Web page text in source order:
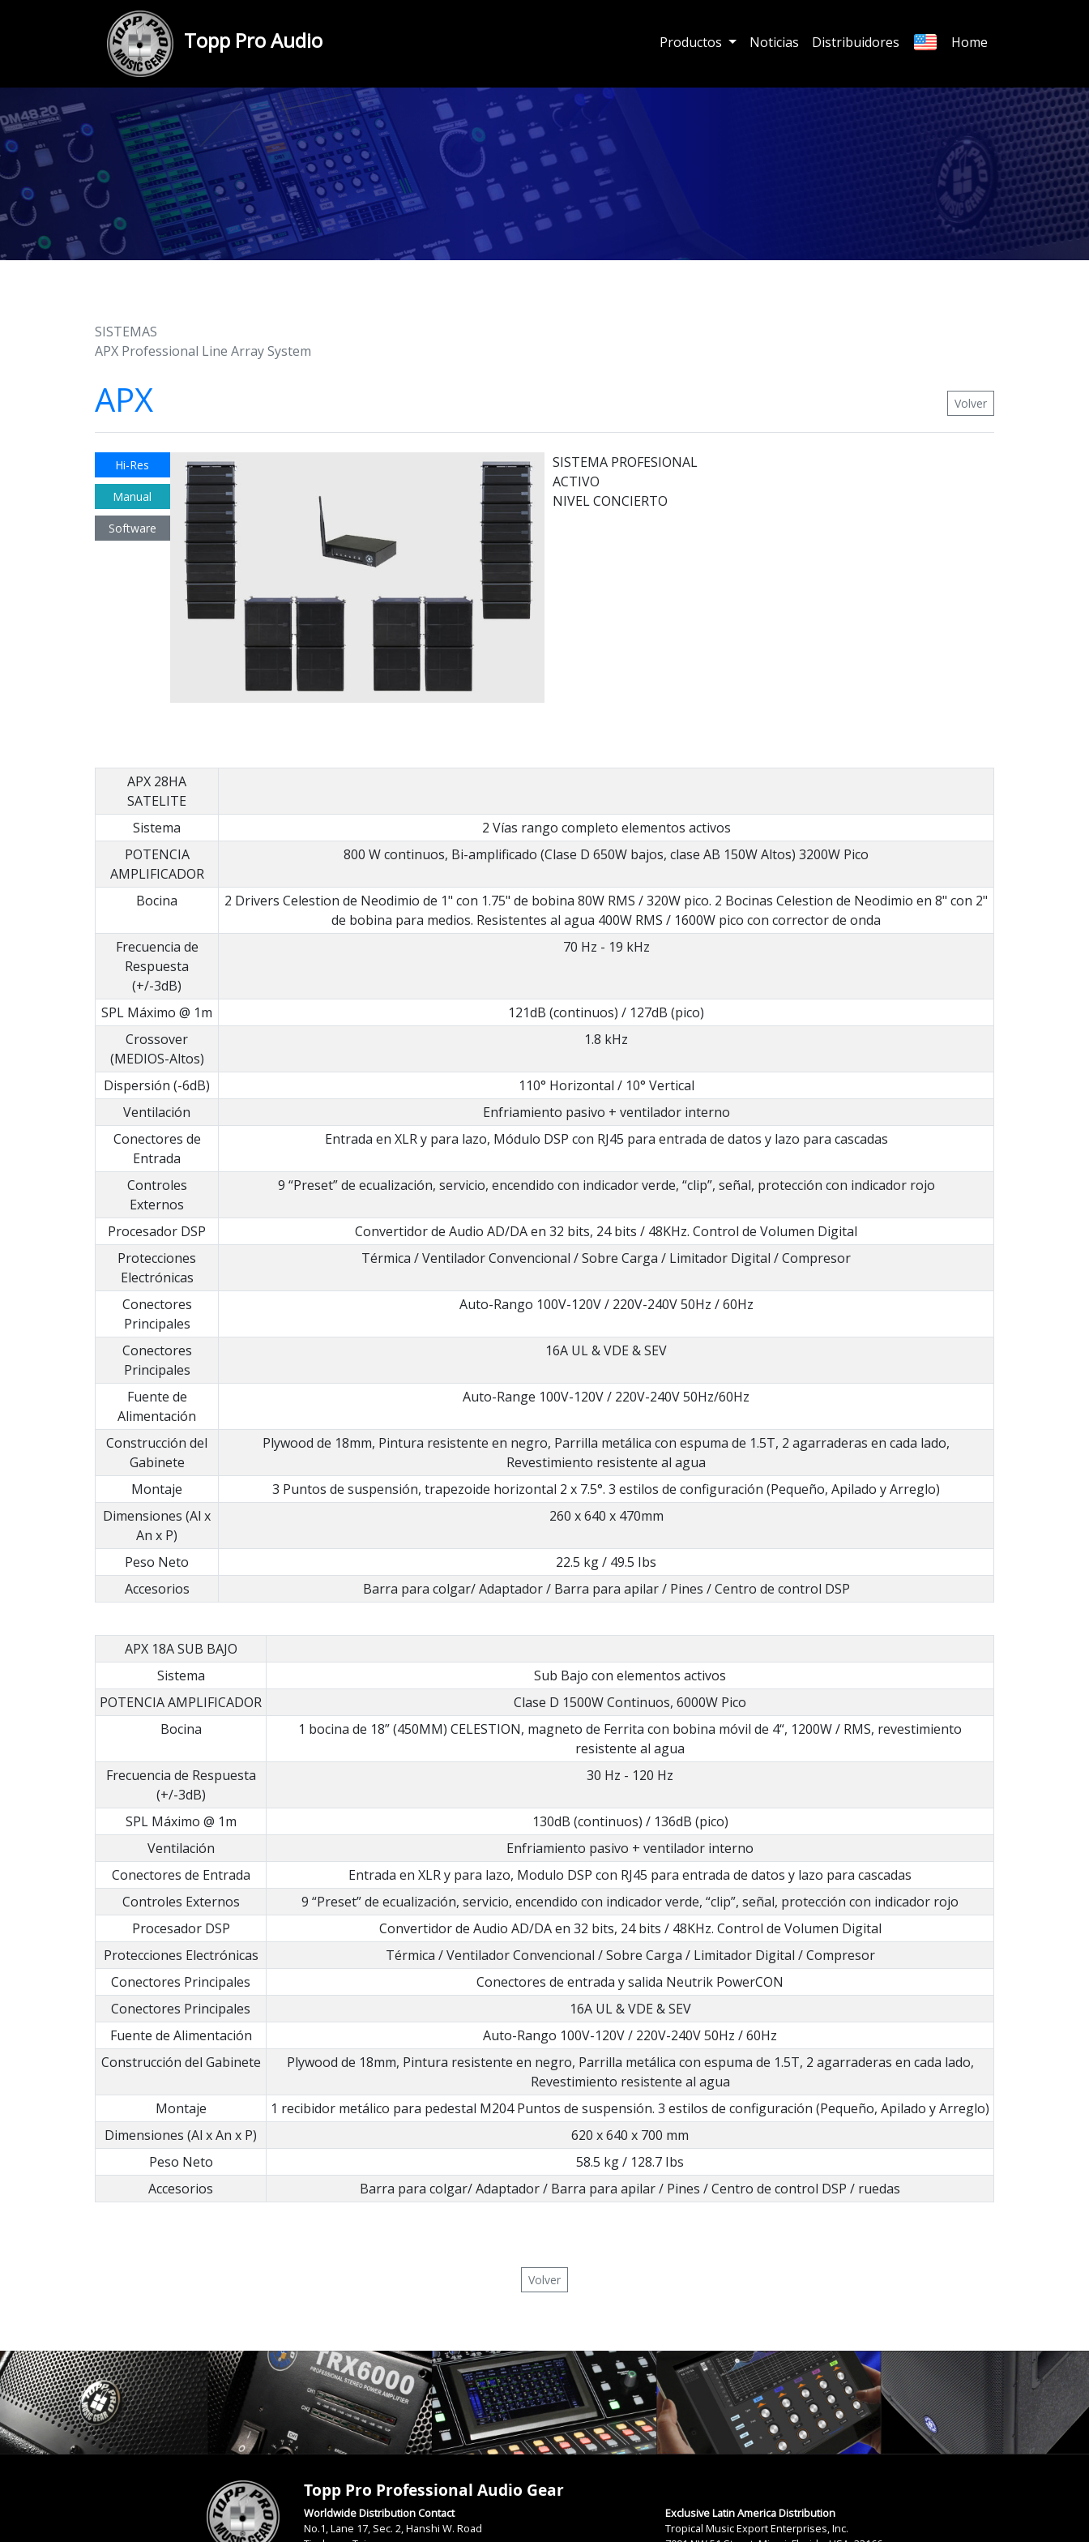
Topp Pro Audio Productos Noticias Distribuidores Home
SISTEMAS
APX Professional Line Array System
APX Volver
Hi-Res
Manual
Software
SISTEMA PROFESIONAL
ACTIVO
NIVEL CONCIERTO
APX 28HA
SATELITE
Sistema
2 Vías rango completo elementos activos
POTENCIA
AMPLIFICADOR
800 W continuos, Bi-amplificado (Clase D 650W bajos, clase AB 150W Altos) 3200W Pico
Bocina
2 Drivers Celestion de Neodimio de 1" con 1.75" de bobina 80W RMS / 320W pico. 2 Bocinas Celestion de Neodimio en 8" con 2"
de bobina para medios. Resistentes al agua 400W RMS / 1600W pico con corrector de onda
Frecuencia de
Respuesta
(+/-3dB)
70 Hz - 19 kHz
SPL Máximo @ 1m
121dB (continuos) / 127dB (pico)
Crossover
(MEDIOS-Altos)
1.8 kHz
Dispersión (-6dB)
110° Horizontal / 10° Vertical
Ventilación
Enfriamiento pasivo + ventilador interno
Conectores de
Entrada
Entrada en XLR y para lazo, Módulo DSP con RJ45 para entrada de datos y lazo para cascadas
Controles
Externos
9 “Preset” de ecualización, servicio, encendido con indicador verde, “clip”, señal, protección con indicador rojo
Procesador DSP
Convertidor de Audio AD/DA en 32 bits, 24 bits / 48KHz. Control de Volumen Digital
Protecciones
Electrónicas
Térmica / Ventilador Convencional / Sobre Carga / Limitador Digital / Compresor
Conectores
Principales
Auto-Rango 100V-120V / 220V-240V 50Hz / 60Hz
Conectores
Principales
16A UL & VDE & SEV
Fuente de
Alimentación
Auto-Range 100V-120V / 220V-240V 50Hz/60Hz
Construcción del
Gabinete
Plywood de 18mm, Pintura resistente en negro, Parrilla metálica con espuma de 1.5T, 2 agarraderas en cada lado,
Revestimiento resistente al agua
Montaje
3 Puntos de suspensión, trapezoide horizontal 2 x 7.5°. 3 estilos de configuración (Pequeño, Apilado y Arreglo)
Dimensiones (Al x
An x P)
260 x 640 x 470mm
Peso Neto
22.5 kg / 49.5 Ibs
Accesorios
Barra para colgar/ Adaptador / Barra para apilar / Pines / Centro de control DSP
APX 18A SUB BAJO
Sistema
Sub Bajo con elementos activos
POTENCIA AMPLIFICADOR
Clase D 1500W Continuos, 6000W Pico
Bocina
1 bocina de 18” (450MM) CELESTION, magneto de Ferrita con bobina móvil de 4“, 1200W / RMS, revestimiento
resistente al agua
Frecuencia de Respuesta
(+/-3dB)
30 Hz - 120 Hz
SPL Máximo @ 1m
130dB (continuos) / 136dB (pico)
Ventilación
Enfriamiento pasivo + ventilador interno
Conectores de Entrada
Entrada en XLR y para lazo, Modulo DSP con RJ45 para entrada de datos y lazo para cascadas
Controles Externos
9 “Preset” de ecualización, servicio, encendido con indicador verde, “clip”, señal, protección con indicador rojo
Procesador DSP
Convertidor de Audio AD/DA en 32 bits, 24 bits / 48KHz. Control de Volumen Digital
Protecciones Electrónicas
Térmica / Ventilador Convencional / Sobre Carga / Limitador Digital / Compresor
Conectores Principales
Conectores de entrada y salida Neutrik PowerCON
Conectores Principales
16A UL & VDE & SEV
Fuente de Alimentación
Auto-Rango 100V-120V / 220V-240V 50Hz / 60Hz
Construcción del Gabinete
Plywood de 18mm, Pintura resistente en negro, Parrilla metálica con espuma de 1.5T, 2 agarraderas en cada lado,
Revestimiento resistente al agua
Montaje
1 recibidor metálico para pedestal M204 Puntos de suspensión. 3 estilos de configuración (Pequeño, Apilado y Arreglo)
Dimensiones (Al x An x P)
620 x 640 x 700 mm
Peso Neto
58.5 kg / 128.7 Ibs
Accesorios
Barra para colgar/ Adaptador / Barra para apilar / Pines / Centro de control DSP / ruedas
Volver
Topp Pro Professional Audio Gear
Worldwide Distribution Contact
No.1, Lane 17, Sec. 2, Hanshi W. Road
Exclusive Latin America Distribution
Tropical Music Export Enterprises, Inc.